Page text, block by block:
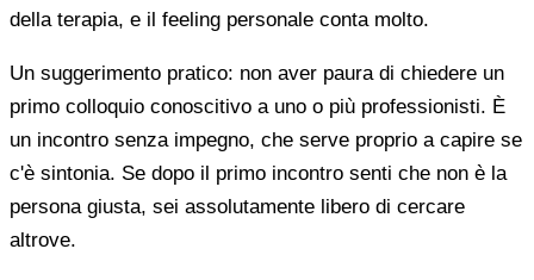
della terapia, e il feeling personale conta molto.
Un suggerimento pratico: non aver paura di chiedere un
primo colloquio conoscitivo a uno o più professionisti. È
un incontro senza impegno, che serve proprio a capire se
c'è sintonia. Se dopo il primo incontro senti che non è la
persona giusta, sei assolutamente libero di cercare
altrove.